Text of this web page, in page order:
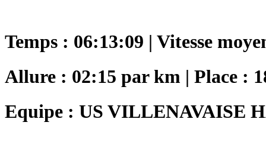
Temps : 06:13:09 | Vitesse
Allure : 02:15 par km | Place :
Equipe : US VILLENAVAISE